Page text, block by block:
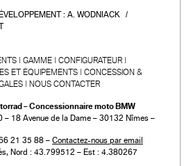
: A. WODNIACK
GAMME
CONFIGURATEUR
ET ÉQUIPEMENTS
CONCESSION &
NOUS CONTACTER
– Concessionnaire moto BMW
– 18 Avenue de la Dame – 30132 Nîmes –
21 35 88 – Contactez-nous par email
Nord : 43.799512 – Est : 4.380267